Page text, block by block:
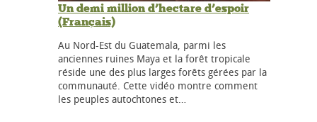
Un demi million d’hectare d’espoir
(Français)
Au Nord-Est du Guatemala, parmi les
anciennes ruines Maya et la forêt tropicale
réside une des plus larges forêts gérées par la
communauté. Cette vidéo montre comment
les peuples autochtones et…